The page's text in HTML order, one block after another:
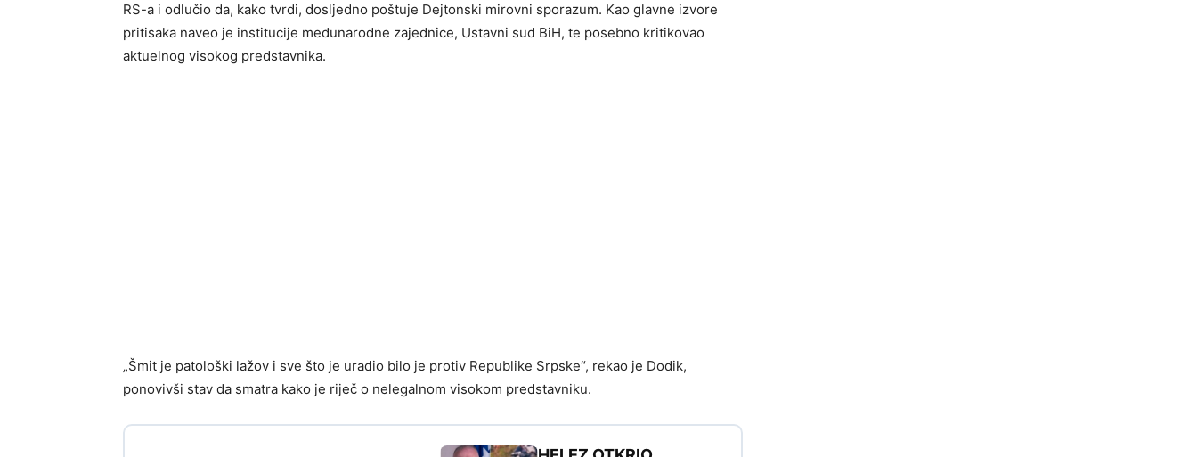
RS-a i odlučio da, kako tvrdi, dosljedno poštuje Dejtonski mirovni sporazum. Kao glavne izvore
pritisaka naveo je institucije međunarodne zajednice, Ustavni sud BiH, te posebno kritikovao
aktuelnog visokog predstavnika.
„Šmit je patološki lažov i sve što je uradio bilo je protiv Republike Srpske“, rekao je Dodik,
ponovivši stav da smatra kako je riječ o nelegalnom visokom predstavniku.